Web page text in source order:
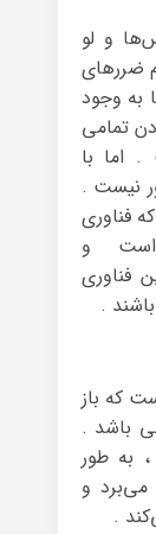
و لو
ضررهای
به وجود
تمامی
اما با
نیست .
فناوری
است و
فناوری
.
که باز
باشد .
به طور
می‌برد و
.